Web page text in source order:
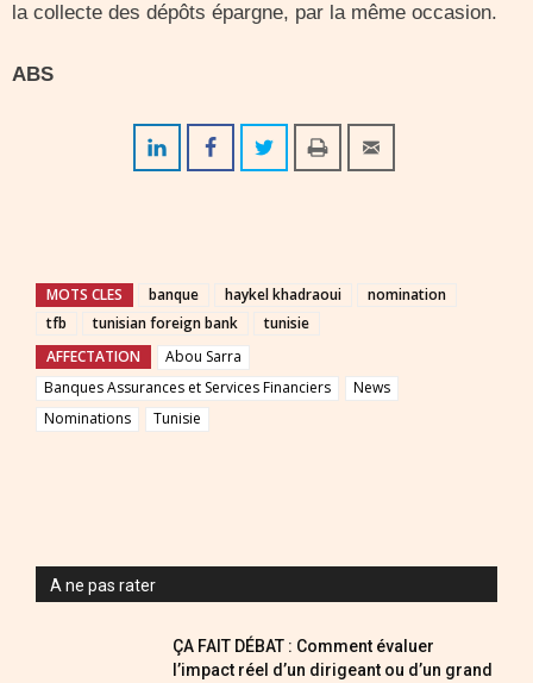
la collecte des dépôts épargne, par la même occasion.
ABS
MOTS CLES banque haykel khadraoui
nomination
tfb
tunisian foreign bank
tunisie
AFFECTATION
Abou Sarra
Banques Assurances et Services Financiers
News
Nominations
Tunisie
A ne pas rater
ÇA FAIT DÉBAT : Comment évaluer
l’impact réel d’un dirigeant ou d’un grand